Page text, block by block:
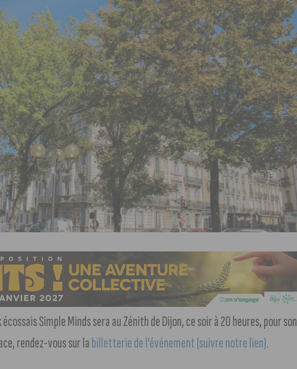
Simple Minds sera au Zénith de Dijon, ce soir à 20 heures, pour son
rendez-vous sur labilletterie de l’événement (suivre notre lien).